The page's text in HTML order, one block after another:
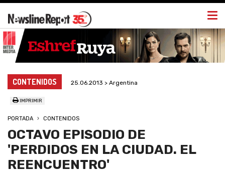
CONTENIDOS 25.06.2013 > Argentina
IMPRIMIR
PORTADA CONTENIDOS
OCTAVO EPISODIO DE
'PERDIDOS EN LA CIUDAD. EL
REENCUENTRO'